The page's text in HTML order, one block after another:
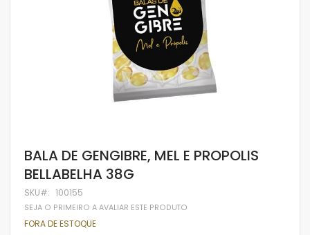
Saltar
para
o
da
Galeria
imagens
BALA DE GENGIBRE, MEL E PROPOLIS
BELLABELHA 38G
SKU 100155
SEJA O PRIMEIRO A AVALIAR ESTE PRODUTO
FORA DE ESTOQUE